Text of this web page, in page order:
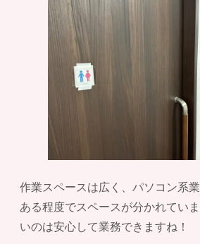
作業スペースは広く、パソコン系
ある程度でスペースが分かれてい
いのは安心して業務できますね！